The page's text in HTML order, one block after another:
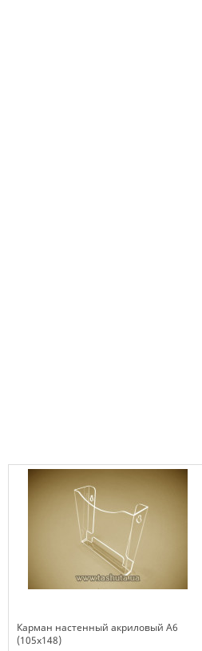
Карман настенный акриловый А6
(105х148)